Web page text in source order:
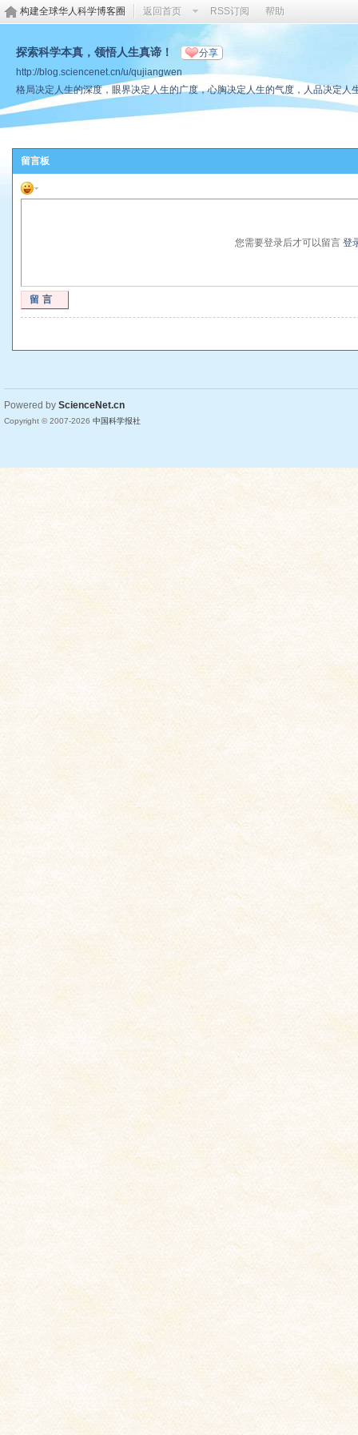
构建全球华人科学博客圈 返回首页 RSS订阅 帮助
探索科学本真，领悟人生真谛！ 分享
http://blog.sciencenet.cn/u/qujiangwen
格局决定人生的深度，眼界决定人生的广度，心胸决定人生的气度，人品决定
留言板
您需要登录后才可以留言 登
留言
Powered by ScienceNet.cn
Copyright © 2007-2026 中国科学报社